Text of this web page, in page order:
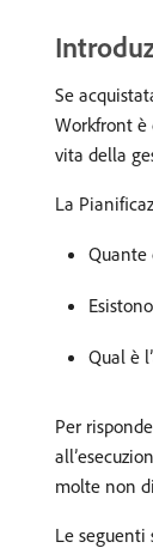
Se
Workfront è
vita della
La
Quante
Qual è
Per
molte non
Le